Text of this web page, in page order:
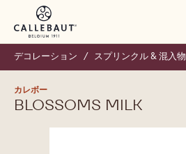
Skip to main content
デコレーション / スプリンクル & 混入物
カレボー
BLOSSOMS MILK